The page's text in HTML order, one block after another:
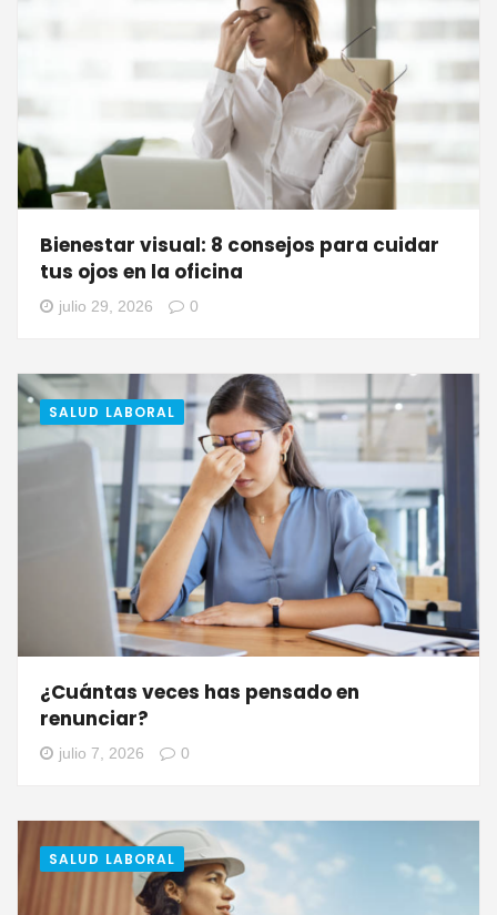
Bienestar visual: 8 consejos para cuidar
tus ojos en la oficina
julio 29, 2026 0
SALUD LABORAL
¿Cuántas veces has pensado en
renunciar?
julio 7, 2026 0
SALUD LABORAL